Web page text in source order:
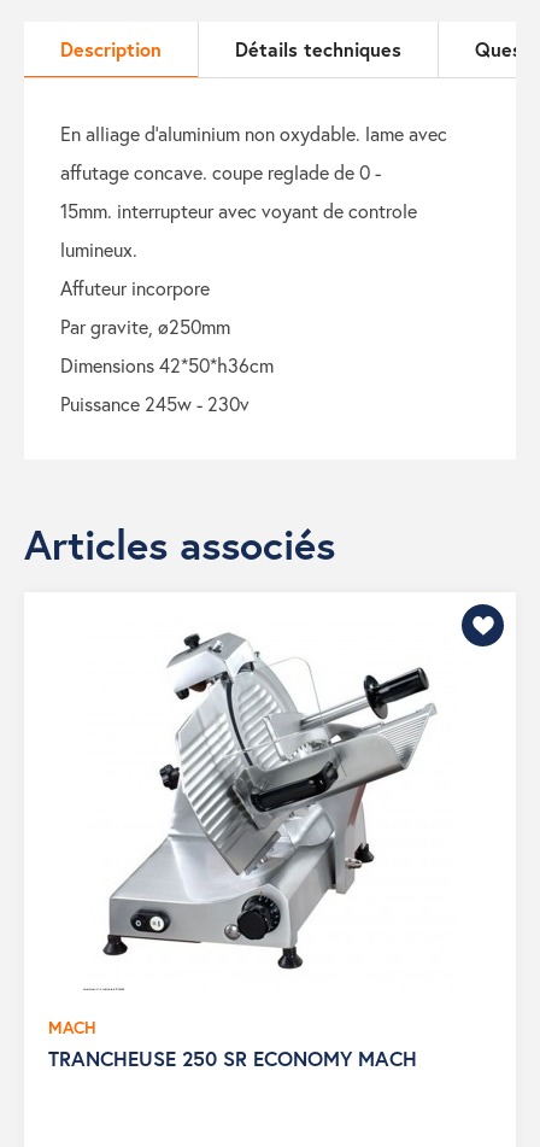
Description Détails techniques
en alliage d'aluminium non oxydable. lame avec
affutage concave. coupe reglade de 0 -
15mm. interrupteur avec voyant de controle
lumineux.
affuteur incorpore
par gravite, ø250mm
dimensions 42*50*h36cm
puissance 245w - 230v
Articles associés
MACH
TRANCHEUSE 250 SR ECONOMY MACH